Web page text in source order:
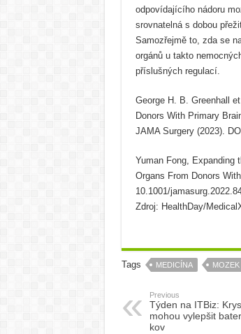
odpovídajícího nádoru
srovnatelná s dobou
Samozřejmě to, zda se
orgánů u takto
příslušných regulací.
George H. B. Greenhall
Donors With Primary
JAMA Surgery (2023).
Yuman Fong, Expanding
Organs From Donors
10.1001/
Zdroj: HealthDay/
Tags MEDICÍNA MOZEK
Previous
Týden na ITBiz:
mohou vylepšit
kov